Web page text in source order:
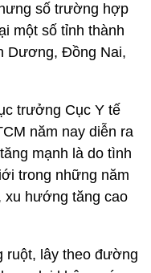
số trường hợp
một số tỉnh thành
Dương, Đồng Nai,
trưởng Cục Y tế
năm nay diễn ra
mạnh là do tình
trong những năm
xu hướng tăng cao
ruột, lây theo đường